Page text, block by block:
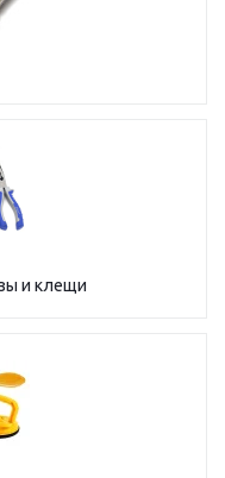
и клещи